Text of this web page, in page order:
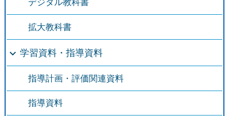
デジタル教科書
拡大教科書
学習資料・指導資料
指導計画・評価関連資料
指導資料